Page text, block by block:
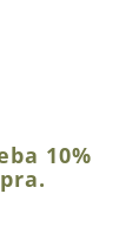
10%